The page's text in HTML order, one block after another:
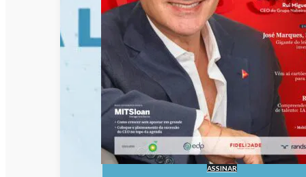
ASSINAR